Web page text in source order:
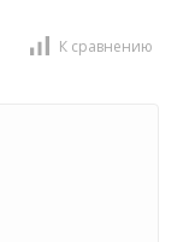
К сравнению